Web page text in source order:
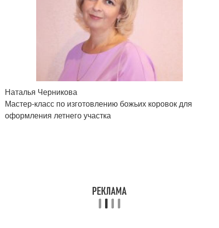
Наталья Черникова
Мастер-класс по изготовлению божьих коровок для
оформления летнего участка